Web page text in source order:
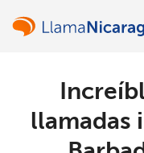
llamadas